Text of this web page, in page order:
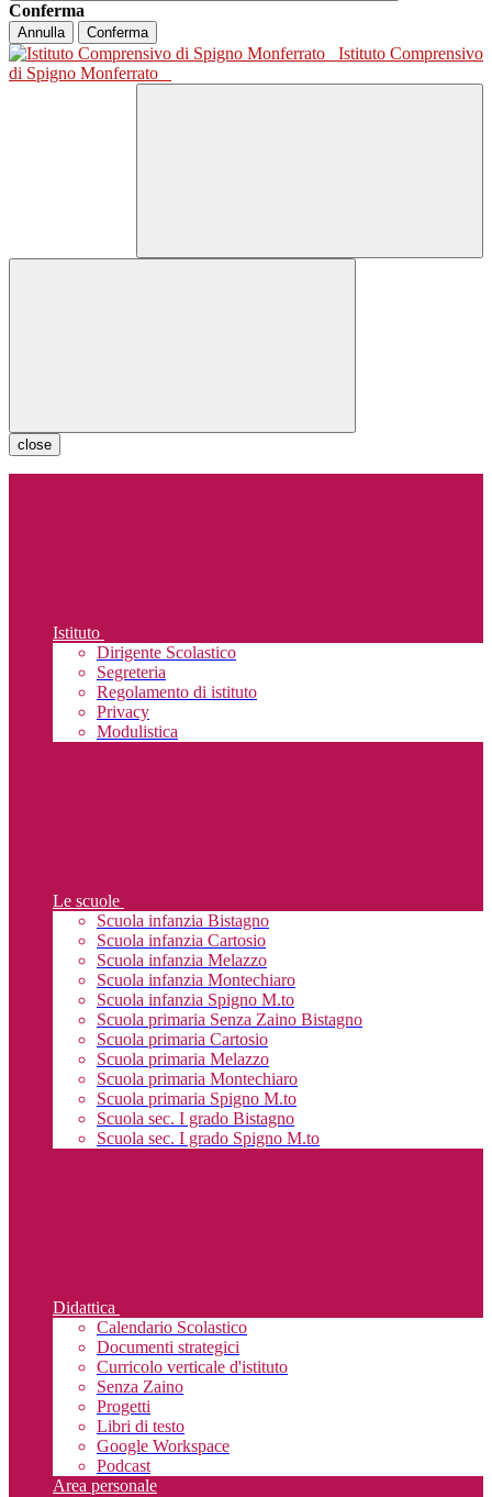
Conferma
Annulla Conferma
Istituto Comprensivo
di Spigno Monferrato
close
Istituto
Dirigente Scolastico
Segreteria
Regolamento di istituto
Privacy
Modulistica
Le scuole
Scuola infanzia Bistagno
Scuola infanzia Cartosio
Scuola infanzia Melazzo
Scuola infanzia Montechiaro
Scuola infanzia Spigno M.to
Scuola primaria Senza Zaino Bistagno
Scuola primaria Cartosio
Scuola primaria Melazzo
Scuola primaria Montechiaro
Scuola primaria Spigno M.to
Scuola sec. I grado Bistagno
Scuola sec. I grado Spigno M.to
Didattica
Calendario Scolastico
Documenti strategici
Curricolo verticale d'istituto
Senza Zaino
Progetti
Libri di testo
Google Workspace
Podcast
Area personale